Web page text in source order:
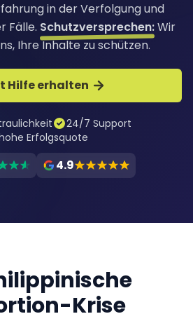
in der Verfolgung und
Fälle. Schutzversprechen:Wir
Ihre Inhalte zu schützen.
Hilfe erhalten
24/7 Support
Erfolgsquote
4.9
Krise